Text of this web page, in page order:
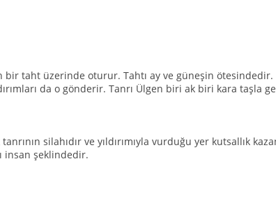
bir taht üzerinde oturur. Tahtı ay ve güneşin ötesindedir.
da o gönderir. Tanrı Ülgen biri ak biri kara taşla
silahıdır ve yıldırımıyla vurduğu yer kutsallık
insan şeklindedir.